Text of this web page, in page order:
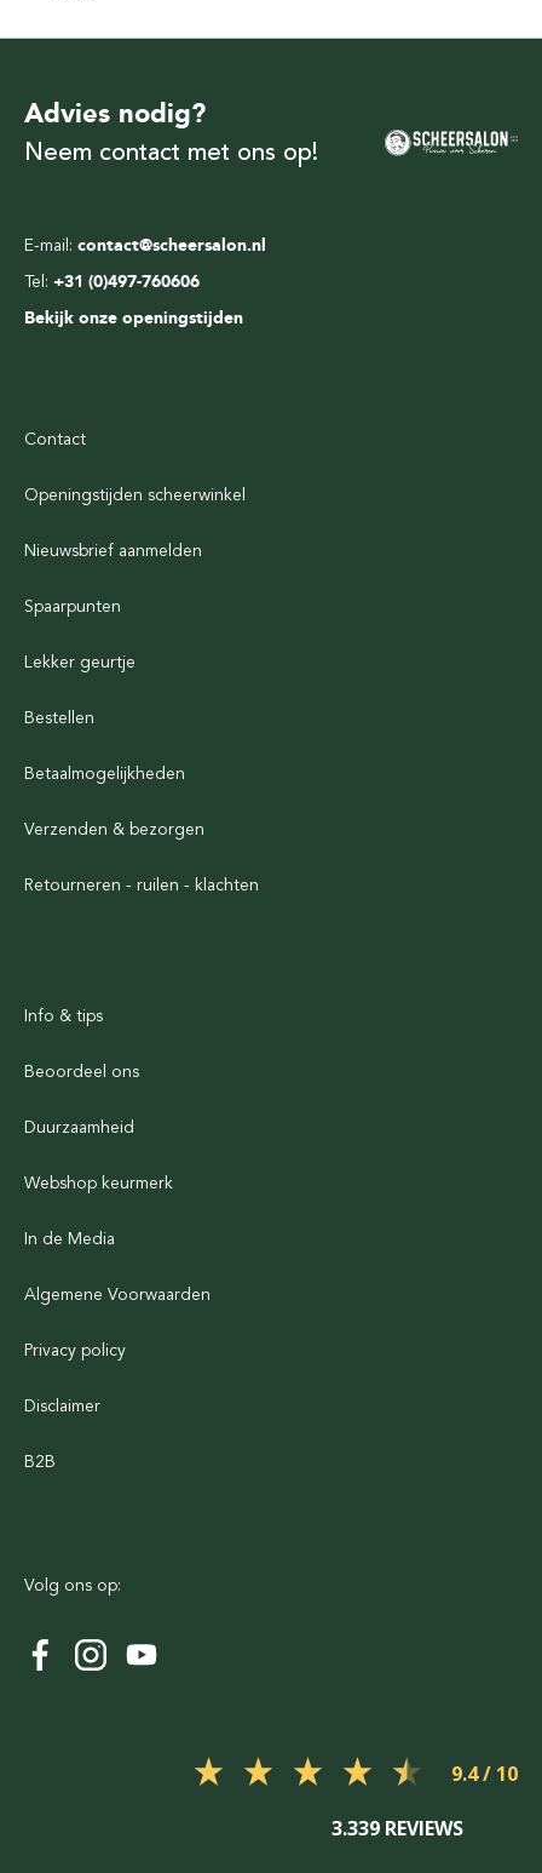
E-mail: contact@scheersalon.nl
Tel: +31 (0)497-760606
Bekijk onze openingstijden
Advies nodig?
Neem contact met ons op!
Contact
Openingstijden scheerwinkel
Nieuwsbrief aanmelden
Spaarpunten
Lekker geurtje
Bestellen
Betaalmogelijkheden
Verzenden & bezorgen
Retourneren - ruilen - klachten
Info & tips
Beoordeel ons
Duurzaamheid
Webshop keurmerk
In de Media
Algemene Voorwaarden
Privacy policy
Disclaimer
B2B
Volg ons op:
9.4
3.339 REVIEWS